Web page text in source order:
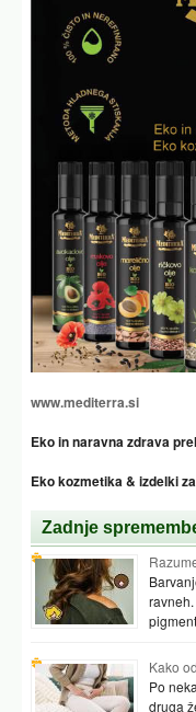
www.mediterra.si
Eko in naravna zdrava
Eko kozmetika & izdelki
Zadnje
Kako
Po
druga